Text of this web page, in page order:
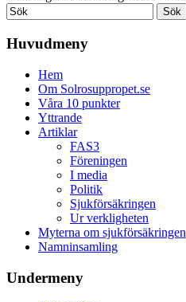
Huvudmeny
Hem
Om Solrosuppropet.se
Våra 10 punkter
Yttrande
Artiklar
FAS3
Föreningen
I media
Politik
Sjukförsäkringen
Ur verkligheten
Myterna om sjukförsäkringen
Namninsamling
Undermeny